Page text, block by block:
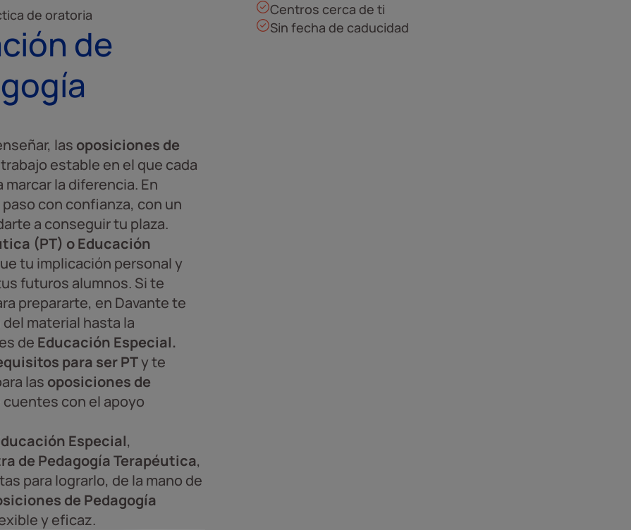
de oratoria
de
las oposiciones de
estable en el que cada
la diferencia. En
con confianza, con un
a conseguir tu plaza.
(PT) o Educación
tu implicación personal y
futuros alumnos. Si te
prepararte, en Davante te
material hasta la
de Educación Especial.
para ser PTy te
las oposiciones de
con el apoyo
Especial,
de Pedagogía Terapéutica,
para lograrlo, de la mano de
de Pedagogía
y eficaz.
Centros cerca de ti
Sin fecha de caducidad